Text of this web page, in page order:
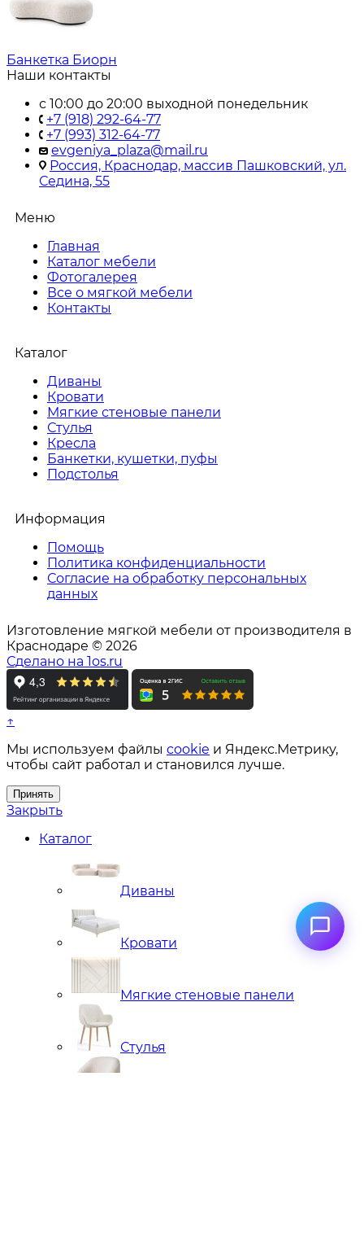
Банкетка Биорн
Наши контакты
с 10:00 до 20:00 выходной понедельник
+7 (918) 292-64-77
+7 (993) 312-64-77
evgeniya_plaza@mail.ru
Россия, Краснодар, массив Пашковский, ул.
Седина, 55
Меню
Главная
Каталог мебели
Фотогалерея
Все о мягкой мебели
Контакты
Каталог
Диваны
Кровати
Мягкие стеновые панели
Стулья
Кресла
Банкетки, кушетки, пуфы
Подстолья
Информация
Помощь
Политика конфиденциальности
Согласие на обработку персональных
данных
Изготовление мягкой мебели от производителя в
Краснодаре © 2026
Сделано на 1os.ru
↑
Мы используем файлы cookie и Яндекс.Метрику,
чтобы сайт работал и становился лучше.
Принять
Закрыть
Каталог
Диваны
Кровати
Мягкие стеновые панели
Стулья